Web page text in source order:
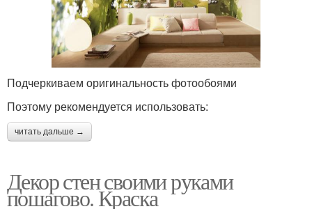
Подчеркиваем оригинальность фотообоями
Поэтому рекомендуется использовать:
читать дальше →
Декор стен своими руками
пошагово. Краска